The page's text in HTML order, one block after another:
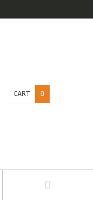
CART 0